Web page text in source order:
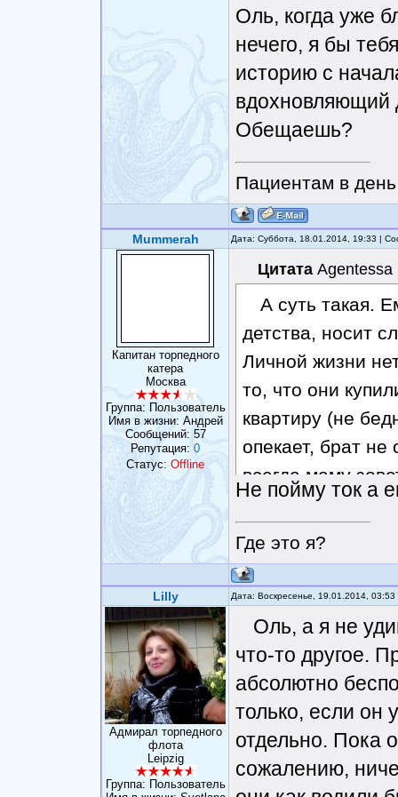
Оль, когда уже
нечего, я бы
историю с
вдохновляющий
Обещаешь?
Пациентам в
Mummerah Дата: Суббота, 18.01.2014, 19:33 |
Капитан торпедного
катера
Москва
Группа: Пользователь
Имя в жизни: Андрей
Сообщений: 57
Репутация: 0
Статус: Offline
Цитата Agentessa
А суть такая.
детства, носит
Личной жизни
то, что они
квартиру (не
опекает, брат
всегда маму
опекают, все за
покупают ему
постоянно
такое. Очень
На все намеки
во взрослую
что он
вокруг
давно изучил
деньги берет у
говорит, что он
Не пойму ток а
Где это я?
Lilly Дата: Воскресенье, 19.01.2014,
Адмирал торпедного
флота
Leipzig
Группа: Пользователь
Оль, а я не
что-то другое.
абсолютно
только, если он
отдельно. Пока
сожалению,